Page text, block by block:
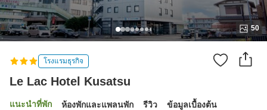
50
โรงแรมธุรกิจ
Le Lac Hotel Kusatsu
แนะนำที่พัก ห้องพักและแพลนพัก รีวิว ข้อมูลเบื้องต้น